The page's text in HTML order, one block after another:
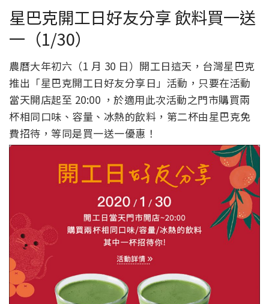
星巴克開工日好友分享 飲料買一送
一（1/30）
農曆大年初六（1 月 30 日）開工日這天，台灣星巴克
推出「星巴克開工日好友分享日」活動，只要在活動
當天開店起至 20:00 ，於適用此次活動之門市購買兩
杯相同口味、容量、冰熱的飲料，第二杯由星巴克免
費招待，等同是買一送一優惠！